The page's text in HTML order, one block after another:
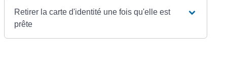
Retirer la carte d'identité une fois qu'elle est
prête